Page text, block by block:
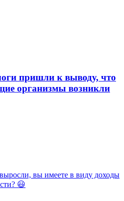
пришли к выводу, что
организмы возникли
вы имеете в виду доходы
😃